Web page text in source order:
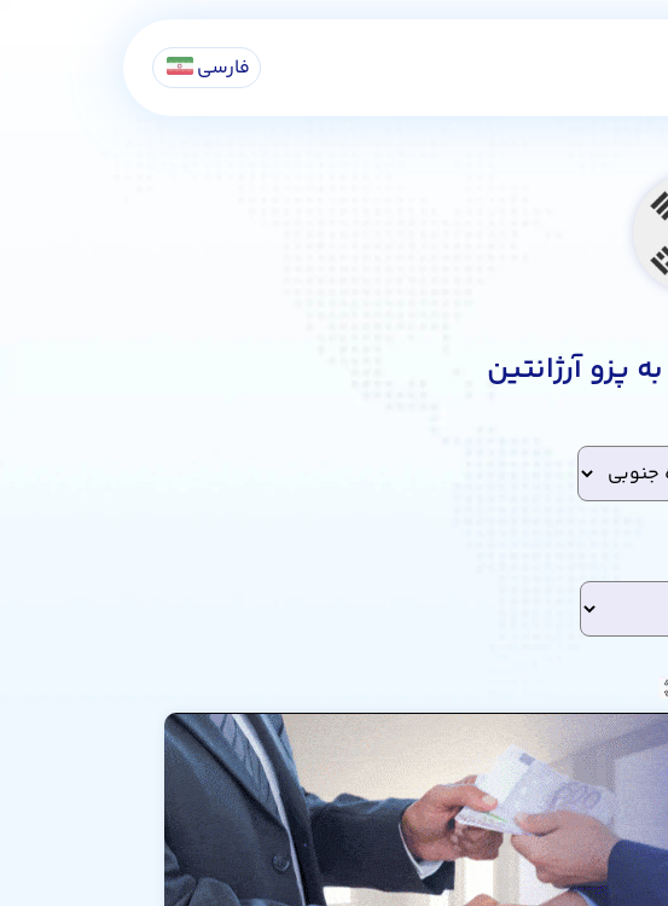
فارسی
پزو آرژانتین